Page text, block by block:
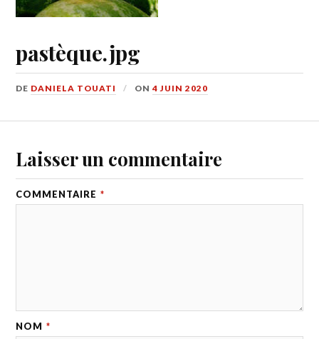
pastèque.jpg
DE DANIELA TOUATI ON4 JUIN 2020
Laisser un commentaire
COMMENTAIRE *
NOM *